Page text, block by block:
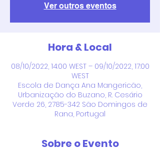
Ver outros eventos
Hora & Local
08/10/2022, 14:00 WEST – 09/10/2022, 17:00
WEST
Escola de Dança Ana Mangericão,
Urbanização do Buzano, R. Cesário
Verde 26, 2785-342 São Domingos de
Rana, Portugal
Sobre o Evento